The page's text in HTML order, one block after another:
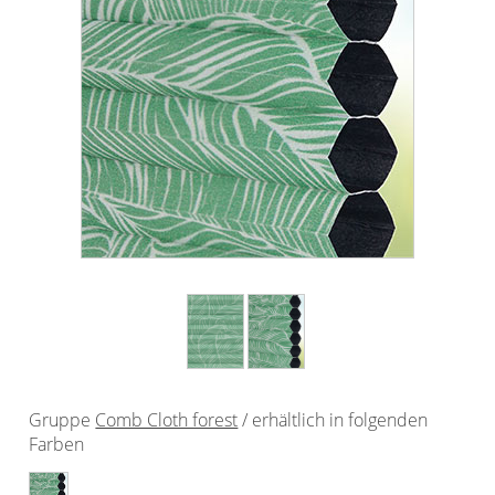
Outdoor-Plissees
Plissee mit Muster
Plissee günstig
Bildergalerie
Plissee Modelle
Plissee Befestigungen
Plissee Messanleitung
Plissee Waschanleitung
Schienensysteme
Rollo
Dachfenster Rollo
Gruppe Comb Cloth forest/ erhältlich in folgenden
Farben